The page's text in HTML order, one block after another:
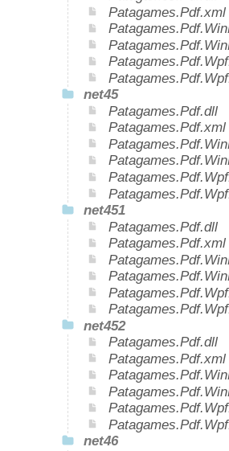
Patagames.Pdf.xml
net45
Patagames.Pdf.dll
Patagames.Pdf.xml
net451
Patagames.Pdf.dll
Patagames.Pdf.xml
net452
Patagames.Pdf.dll
Patagames.Pdf.xml
net46